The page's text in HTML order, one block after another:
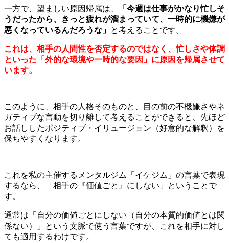
一方で、望ましい原因帰属は、
「今週は仕事がかなり忙しそ
うだったから、きっと疲れが溜まっていて、一時的に機嫌が
悪くなっているんだろうな」 と考えることです。
これは、相手の人間性を否定するのではなく、忙しさや体調
といった「外的な環境や一時的な要因」に原因を帰属させて
います。
このように、相手の人格そのものと、目の前の不機嫌さやネ
ガティブな言動を切り離して考えることができると、先ほど
お話ししたポジティブ・イリュージョン（好意的な解釈）を
保ちやすくなります。
これを私の主催するメンタルジム「イケジム」の言葉で表現
するなら、「相手の『価値ごと』にしない」ということで
す。
通常は「自分の価値ごとにしない（自分の本質的価値とは関
係ない）」という文脈で使う言葉ですが、これを相手に対し
ても適用するわけです。